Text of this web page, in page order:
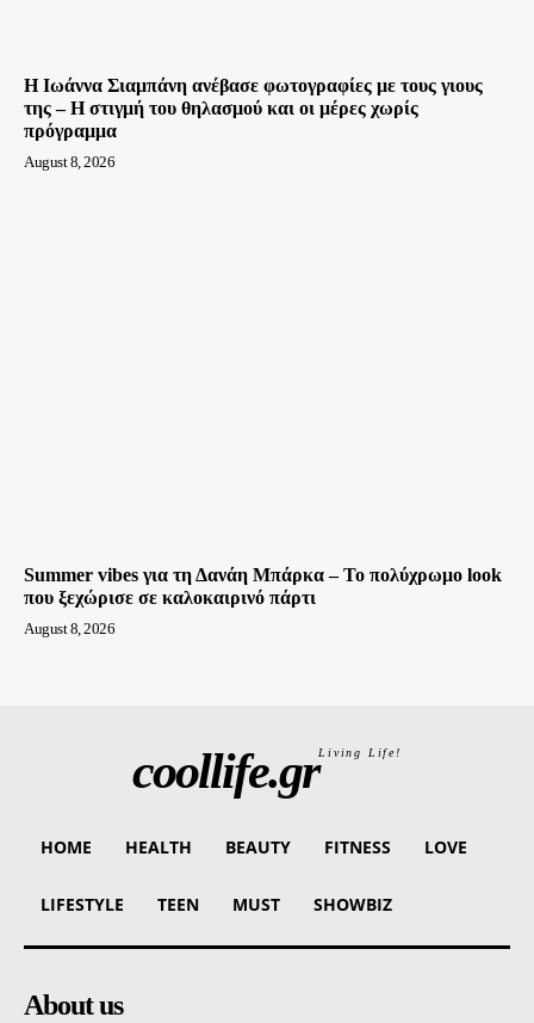
H Ιωάννα Σιαμπάνη ανέβασε φωτογραφίες με τους γιους
της – Η στιγμή του θηλασμού και οι μέρες χωρίς
πρόγραμμα
August 8, 2026
Summer vibes για τη Δανάη Μπάρκα – Το πολύχρωμο look
που ξεχώρισε σε καλοκαιρινό πάρτι
August 8, 2026
coollife.grLiving Life!
HOME HEALTH BEAUTY FITNESS LOVE
LIFESTYLE TEEN MUST SHOWBIZ
About us